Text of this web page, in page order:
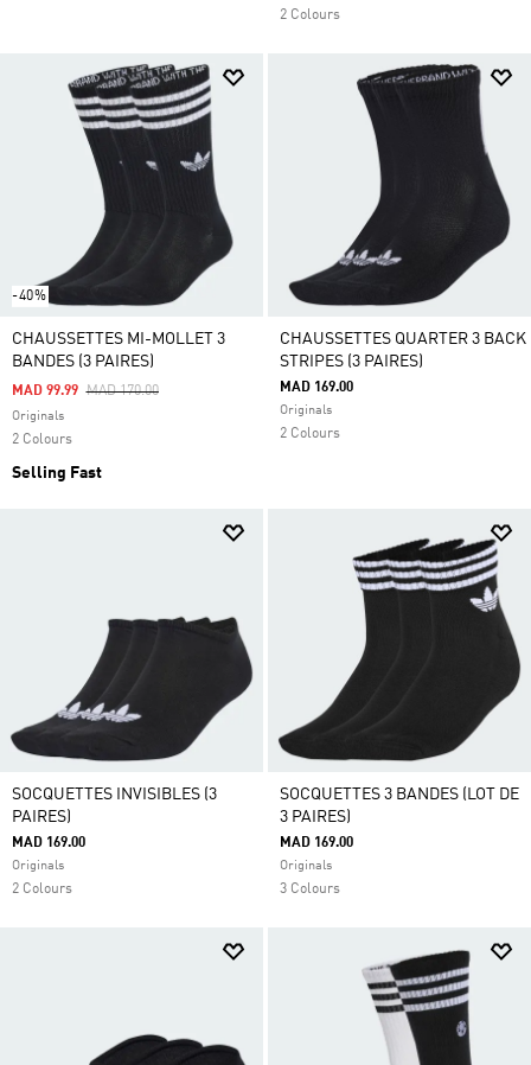
2 Colours
-40%
CHAUSSETTES MI-MOLLET 3
BANDES (3 PAIRES)
Price Reduced From
MAD 170.00To
MAD 99.99
Originals
2 Colours
Selling Fast
CHAUSSETTES QUARTER 3 BACK
STRIPES (3 PAIRES)
MAD 169.00
Originals
2 Colours
SOCQUETTES INVISIBLES (3
PAIRES)
MAD 169.00
Originals
2 Colours
SOCQUETTES 3 BANDES (LOT DE
3 PAIRES)
MAD 169.00
Originals
3 Colours